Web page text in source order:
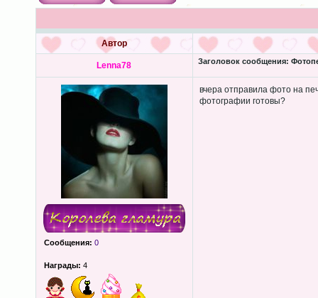
Автор
Lenna78 Заголовок сообщения:
Сообщения: 0
Награды: 4
вчера отправила фото на
фотографии готовы?